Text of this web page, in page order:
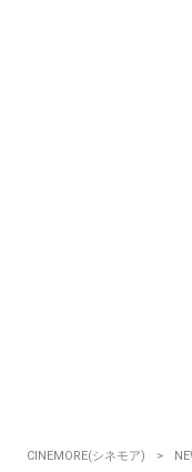
CINEMORE(シネモア)